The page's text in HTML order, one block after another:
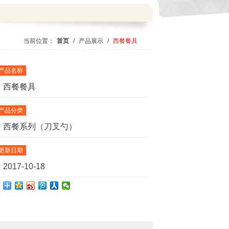
当前位置： 首页 / 产品展示 / 西餐餐具
品名称
西餐餐具
品分类
西餐系列（刀叉勺）
新日期
2017-10-18